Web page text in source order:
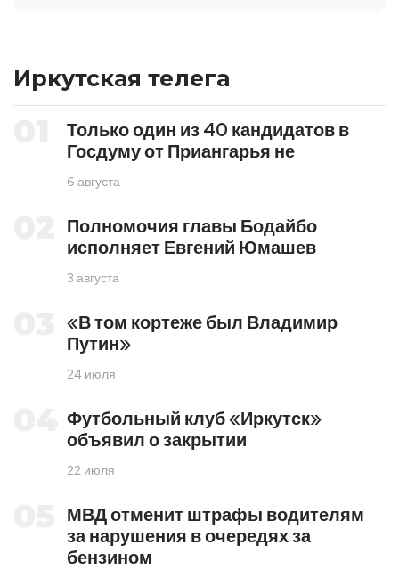
Иркутская телега
Только один из 40 кандидатов в
Госдуму от Приангарья не
6 августа
Полномочия главы Бодайбо
исполняет Евгений Юмашев
3 августа
«В том кортеже был Владимир
Путин»
24 июля
Футбольный клуб «Иркутск»
объявил о закрытии
22 июля
МВД отменит штрафы водителям
за нарушения в очередях за
бензином